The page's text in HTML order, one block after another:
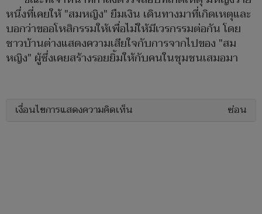
หนึ่งที่เคยให้ "สมหญิง" ยืมเงิน เดินทางมาที่เกิดเหตุและ
บอกว่าขออโหสิกรรมให้เพื่อไม่ให้มีเวรกรรมต่อกัน โดย
ชาวบ้านต่างแสดงความเสียใจกับการจากไปของ "สม
หญิง" ผู้ซึ่งเคยสร้างรอยยิ้มให้กับคนในชุมชนเสมอมา
เงื่อนไขการแสดงความคิดเห็น ซ่อน